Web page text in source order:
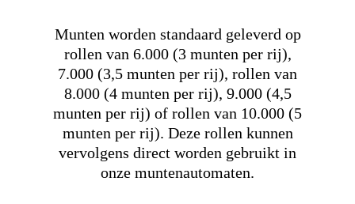
Munten worden standaard geleverd op
rollen van 6.000 (3 munten per rij),
7.000 (3,5 munten per rij), rollen van
8.000 (4 munten per rij), 9.000 (4,5
munten per rij) of rollen van 10.000 (5
munten per rij). Deze rollen kunnen
vervolgens direct worden gebruikt in
onze muntenautomaten.